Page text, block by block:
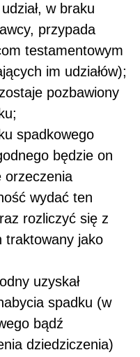
w braku
przypada
testamentowym
im udziałów);
pozbawiony
spadkowego
będzie on
orzeczenia
wydać ten
rozliczyć się z
traktowany jako
uzyskał
spadku (w
bądź
dziedziczenia)